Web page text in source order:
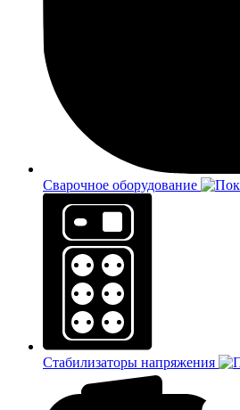
Сварочное оборудование
Стабилизаторы напряжения